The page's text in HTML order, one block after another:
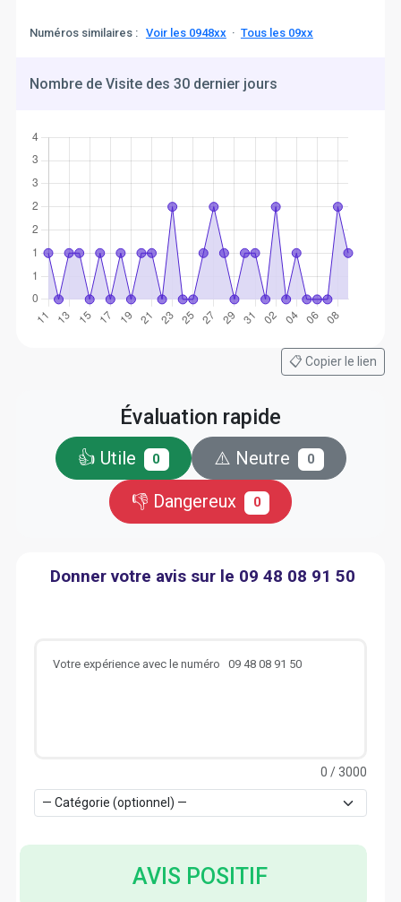
Numéros similaires : Voir les 0948xx· Tous les 09xx
Nombre de Visite des 30 dernier jours
📋 Copier le lien
Évaluation rapide
👍 Utile 0 ⚠️ Neutre 0
👎 Dangereux 0
Donner votre avis sur le 09 48 08 91 50
0 / 3000
AVIS POSITIF